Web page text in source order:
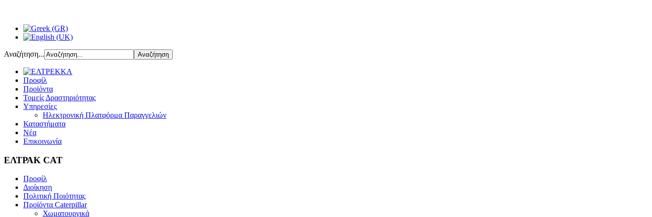
Αναζήτηση...
Προφίλ
Προϊόντα
Τομείς Δραστηριότητας
Υπηρεσίες
Ηλεκτρονική Πλατφόρμα Παραγγελιών
Καταστήματα
Νέα
Επικοινωνία
ΕΛΤΡΑΚ CAT
Προφίλ
Διοίκηση
Πολιτική Ποιότητας
Προϊόντα Caterpillar
Χωματουργικά